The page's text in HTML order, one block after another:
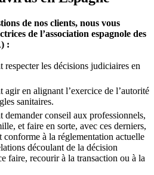
de nos clients, nous vous
de l’association espagnole des
:
respecter les décisions judiciaires en
agir en alignant l’exercice de l’autorité
sanitaires.
demander conseil aux professionnels,
et faire en sorte, avec ces derniers,
conforme à la réglementation actuelle
découlant de la décision
faire, recourir à la transaction ou à la